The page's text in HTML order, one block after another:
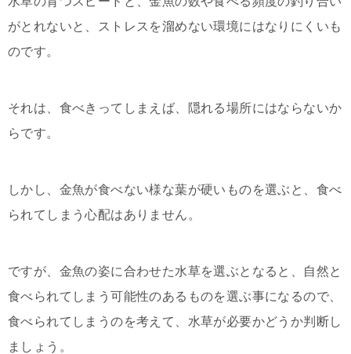
がとれないと、ストレスを溜めない環境にはなりにくいも
のです。
それは、食べきってしまえば、隠れる場所にはならないか
らです。
しかし、金魚が食べない様な葉が硬いものを選ぶと、食べ
られてしまう心配はありません。
ですが、金魚の姿に合わせた水草を選ぶとなると、自然と
食べられてしまう可能性のあるものを選ぶ事になるので、
食べられてしまうのを考えて、水草が必要かどうか判断し
ましょう。